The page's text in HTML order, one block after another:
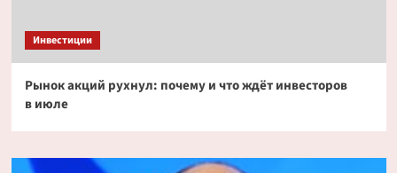
Инвестиции
Рынок акций рухнул: почему и что ждёт инвесторов
в июле